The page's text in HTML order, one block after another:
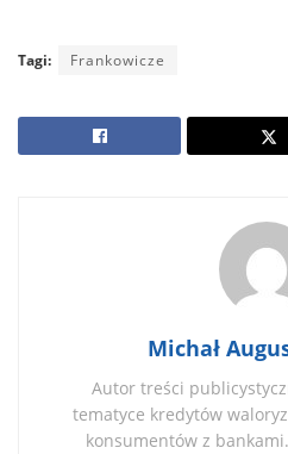
Tagi: Frankowicze
Michał
Autor treści
tematyce kredytów
konsumentów z